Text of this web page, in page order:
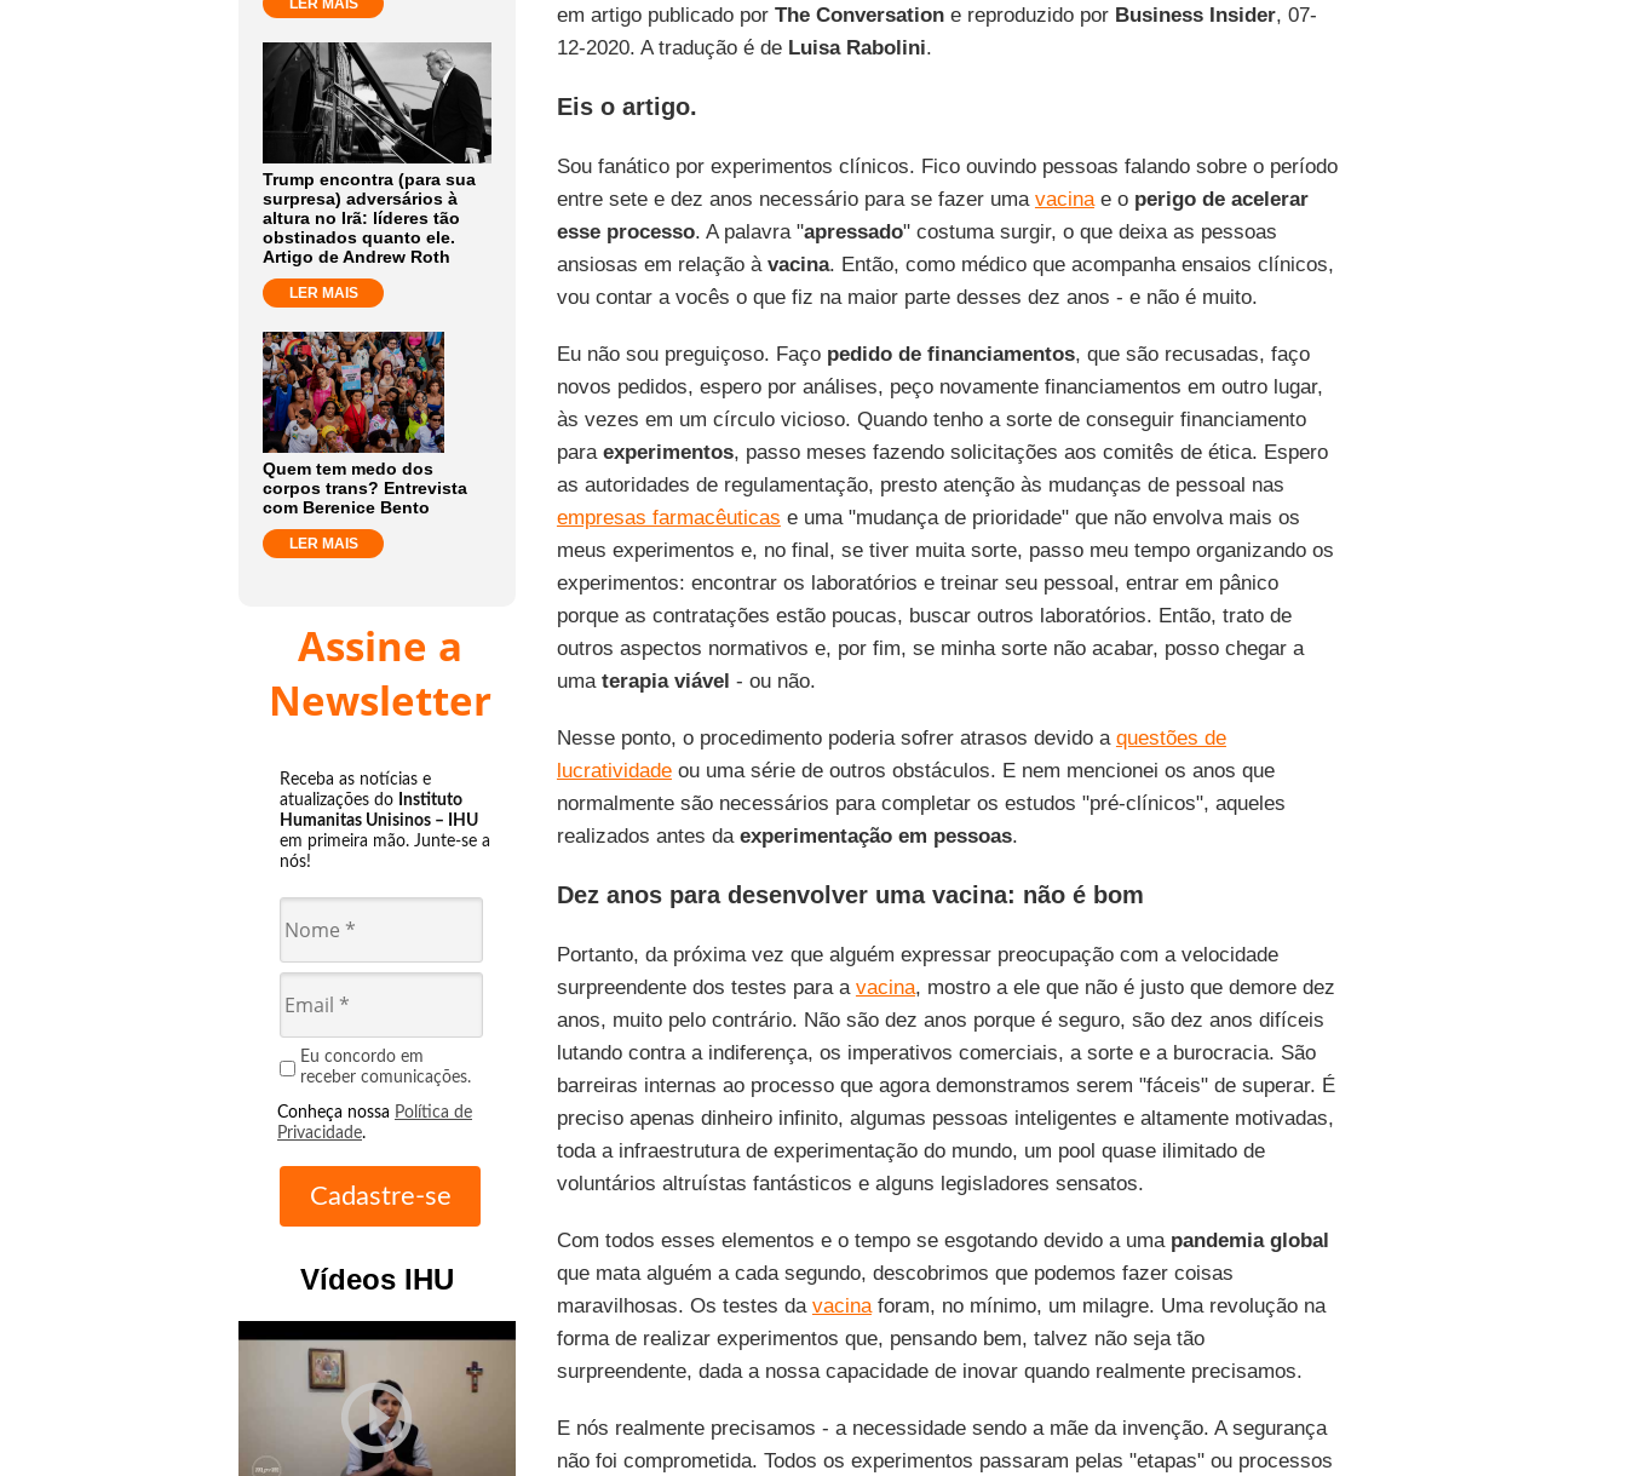
LER MAIS
Trump encontra (para sua
surpresa) adversários à
altura no Irã: líderes tão
obstinados quanto ele.
Artigo de Andrew Roth
LER MAIS
Quem tem medo dos
corpos trans? Entrevista
com Berenice Bento
LER MAIS
Assine a
Newsletter
Receba as notícias e
atualizações do Instituto
Humanitas Unisinos – IHU
em primeira mão. Junte-se a
nós!
Eu concordo em
receber comunicações.
Conheça nossa Política de
Privacidade.
Vídeos IHU
play_circle_outline
em artigo publicado por The Conversation e reproduzido por Business Insider, 07-
12-2020. A tradução é de Luisa Rabolini.
Eis o artigo.
Sou fanático por experimentos clínicos. Fico ouvindo pessoas falando sobre o período
entre sete e dez anos necessário para se fazer uma vacinae o perigo de acelerar
esse processo. A palavra "apressado" costuma surgir, o que deixa as pessoas
ansiosas em relação à vacina. Então, como médico que acompanha ensaios clínicos,
vou contar a vocês o que fiz na maior parte desses dez anos - e não é muito.
Eu não sou preguiçoso. Faço pedido de financiamentos, que são recusadas, faço
novos pedidos, espero por análises, peço novamente financiamentos em outro lugar,
às vezes em um círculo vicioso. Quando tenho a sorte de conseguir financiamento
para experimentos, passo meses fazendo solicitações aos comitês de ética. Espero
as autoridades de regulamentação, presto atenção às mudanças de pessoal nas
empresas farmacêuticas e uma "mudança de prioridade" que não envolva mais os
meus experimentos e, no final, se tiver muita sorte, passo meu tempo organizando os
experimentos: encontrar os laboratórios e treinar seu pessoal, entrar em pânico
porque as contratações estão poucas, buscar outros laboratórios. Então, trato de
outros aspectos normativos e, por fim, se minha sorte não acabar, posso chegar a
uma terapia viável - ou não.
Nesse ponto, o procedimento poderia sofrer atrasos devido a questões de
lucratividadeou uma série de outros obstáculos. E nem mencionei os anos que
normalmente são necessários para completar os estudos "pré-clínicos", aqueles
realizados antes daexperimentação em pessoas.
Dez anos para desenvolver uma vacina: não é bom
Portanto, da próxima vez que alguém expressar preocupação com a velocidade
surpreendente dos testes para a vacina, mostro a ele que não é justo que demore dez
anos, muito pelo contrário. Não são dez anos porque é seguro, são dez anos difíceis
lutando contra a indiferença, os imperativos comerciais, a sorte e a burocracia. São
barreiras internas ao processo que agora demonstramos serem "fáceis" de superar. É
preciso apenas dinheiro infinito, algumas pessoas inteligentes e altamente motivadas,
toda a infraestrutura de experimentação do mundo, um pool quase ilimitado de
voluntários altruístas fantásticos e alguns legisladores sensatos.
Com todos esses elementos e o tempo se esgotando devido a uma pandemia global
que mata alguém a cada segundo, descobrimos que podemos fazer coisas
maravilhosas. Os testes da vacinaforam, no mínimo, um milagre. Uma revolução na
forma de realizar experimentos que, pensando bem, talvez não seja tão
surpreendente, dada a nossa capacidade de inovar quando realmente precisamos.
E nós realmente precisamos - a necessidade sendo a mãe da invenção. A segurança
não foi comprometida. Todos os experimentos passaram pelas "etapas" ou processos